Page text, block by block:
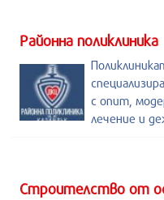
Районна поликлиника
с опит,
лечение и
Строителство от